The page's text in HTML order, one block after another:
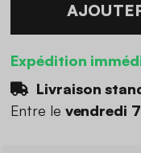
Expédition
Livraison
Entre le vendredi